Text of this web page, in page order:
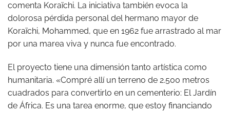
comenta Koraïchi. La iniciativa también evoca la
dolorosa pérdida personal del hermano mayor de
Koraïchi, Mohammed, que en 1962 fue arrastrado al mar
por una marea viva y nunca fue encontrado.
El proyecto tiene una dimensión tanto artística como
humanitaria. «Compré allí un terreno de 2.500 metros
cuadrados para convertirlo en un cementerio: El Jardín
de África. Es una tarea enorme, que estoy financiando